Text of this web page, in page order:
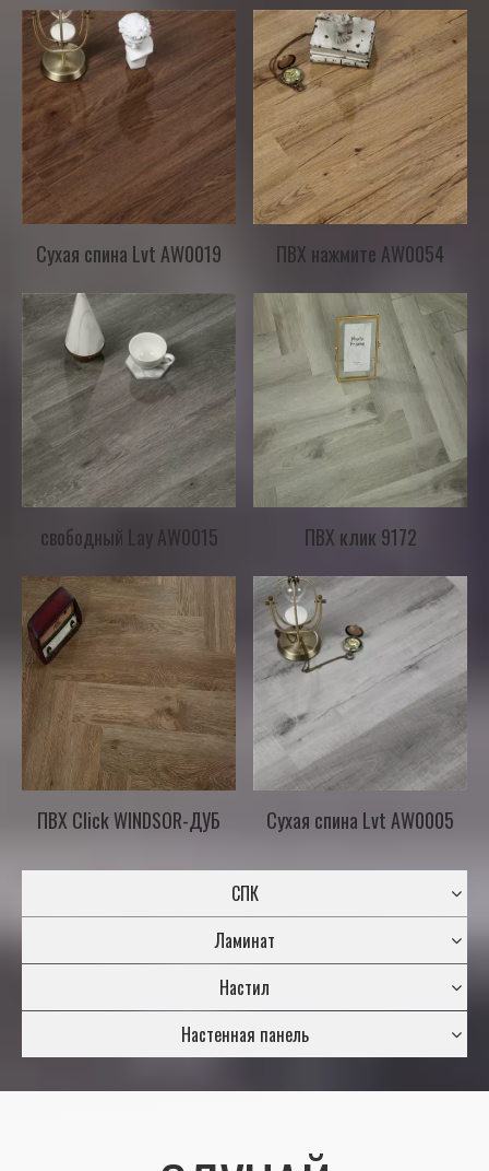
Сухая спина Lvt AW0019 ПВХ нажмите AW0054
свободный Lay AW0015 ПВХ клик 9172
ПВХ Click WINDSOR-ДУБ Сухая спина Lvt AW0005
СПК
Ламинат
Настил
Настенная панель